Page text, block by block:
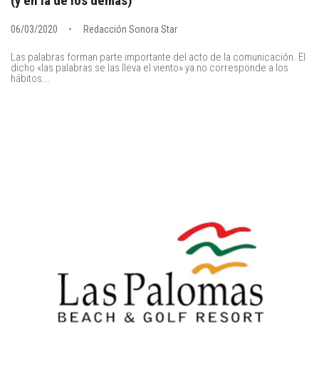
06/03/2020 Redacción Sonora Star
Las palabras forman parte importante del acto de la comunicación. El
dicho «las palabras se las lleva el viento» ya no corresponde a los
hábitos...